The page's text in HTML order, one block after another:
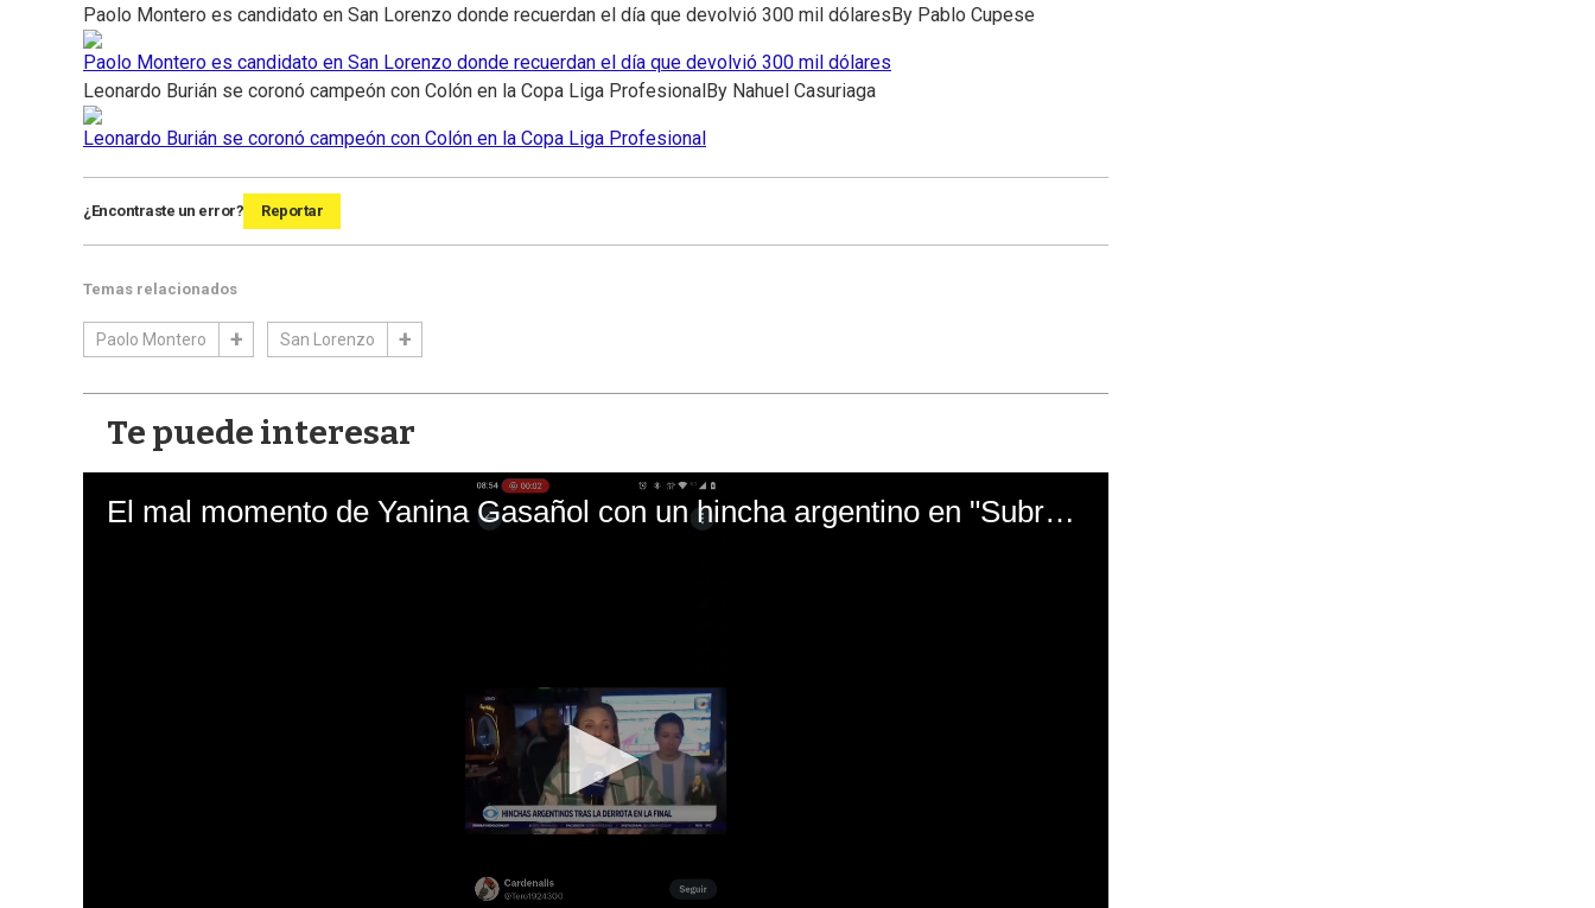
Paolo Montero es candidato en San Lorenzo donde recuerdan el día que devolvió 300 mil dólares By Pablo Cupese
Paolo Montero es candidato en San Lorenzo donde recuerdan el día que devolvió 300 mil dólares
Leonardo Burián se coronó campeón con Colón en la Copa Liga Profesional By Nahuel Casuriaga
Leonardo Burián se coronó campeón con Colón en la Copa Liga Profesional
¿Encontraste un error? Reportar
Temas relacionados
Paolo Montero San Lorenzo
Te puede interesar
El mal momento de Yanina Gasañol con un hincha argentino en "Subrayado"